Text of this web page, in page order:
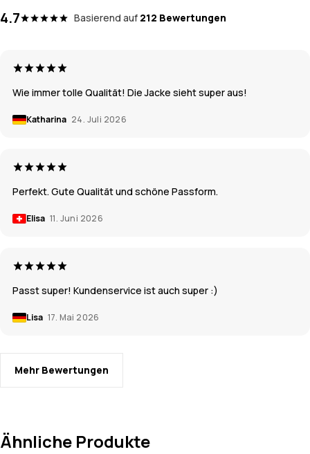
4.7 Basierend auf 212 Bewertungen
Wie immer tolle Qualität! Die Jacke sieht super aus!
Katharina 24. Juli 2026
Perfekt. Gute Qualität und schöne Passform.
Elisa 11. Juni 2026
Passt super! Kundenservice ist auch super :)
Lisa 17. Mai 2026
Mehr Bewertungen
Ähnliche Produkte